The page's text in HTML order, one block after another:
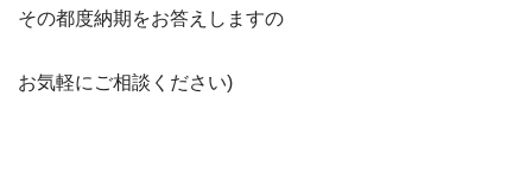
その都度納期をお答えしますの
お気軽にご相談ください)